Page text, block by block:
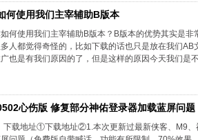
何使用我们主宰辅助B版本
何使用我们主宰辅助B版本？B版本的优势其实是
人都觉得奇怪的，比如下载的话也只是放在我们
也是有我们原因的了，但是这样的原因今天我们是
心伤版 修复部分神佑登录器加载蓝屏问题
下载地址①下载地址②1.本次更新过最新侠客、M9